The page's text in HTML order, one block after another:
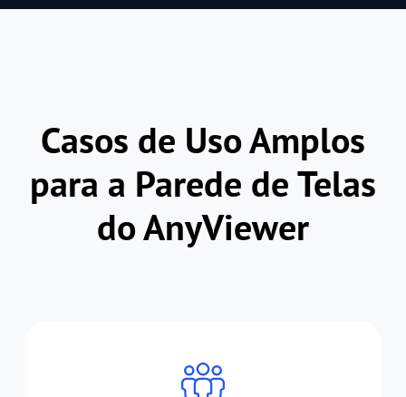
Casos de Uso Amplos
para a Parede de Telas
do AnyViewer